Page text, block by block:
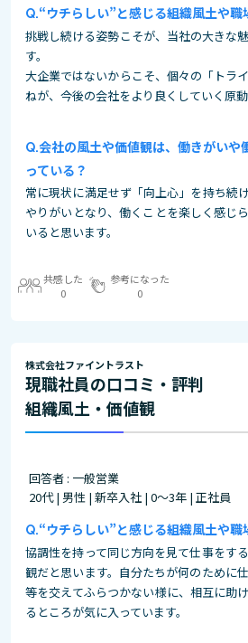
“ウチらしい”と感じる組織風土や職
挑戦し続ける姿勢こそが、当社の大きな
す。
大企業ではないからこそ、個々の「トラ
ねが、今後の会社をより良くしていく原動
会社の風土や価値観は、働きがいや
っている？
常に現状に満足せず「向上心」を持ち続
やりがいとなり、働くことを楽しく感じ
いると思います。
共感した
0
参考になった
0
株式会社ファイントラスト
現職社員の口コミ・評判
組織風土・価値観
回答者 : 一般営業
20代 | 男性 | 新卒入社 | 0～3年 | 正社員
“ウチらしい”と感じる組織風土や職
協調性を持って同じ方向を見て仕事をす
観だと思います。自分たちが何のために
等を交えてふらつかない様に、相互に助
るところが気に入っています。